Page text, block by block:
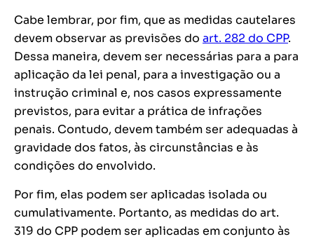
Cabe lembrar, por fim, que as medidas cautelares
devem observar as previsões do art. 282 do CPP.
Dessa maneira, devem ser necessárias para a para
aplicação da lei penal, para a investigação ou a
instrução criminal e, nos casos expressamente
previstos, para evitar a prática de infrações
penais. Contudo, devem também ser adequadas à
gravidade dos fatos, às circunstâncias e às
condições do envolvido.
Por fim, elas podem ser aplicadas isolada ou
cumulativamente. Portanto, as medidas do art.
319 do CPP podem ser aplicadas em conjunto às